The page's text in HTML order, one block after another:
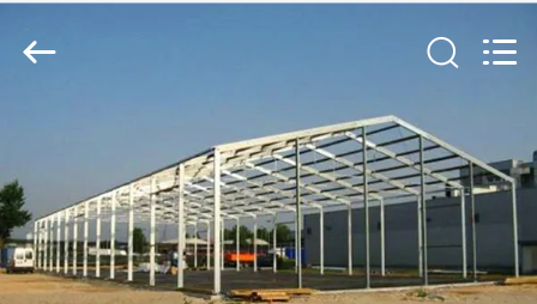
PRODUKTE
VIDEOS
Ruly
Co.,Ltd.